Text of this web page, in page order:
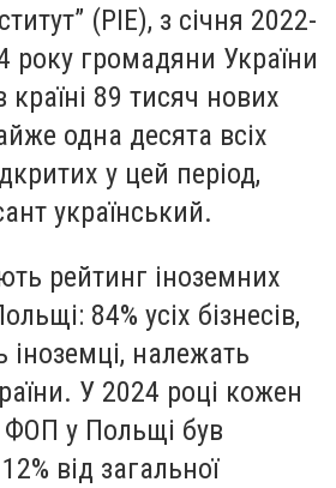
(PIE), з січня 2022-
року громадяни України
країні 89 тисяч нових
одна десята всіх
у цей період,
український.
рейтинг іноземних
84% усіх бізнесів,
іноземці, належать
У 2024 році кожен
у Польщі був
від загальної